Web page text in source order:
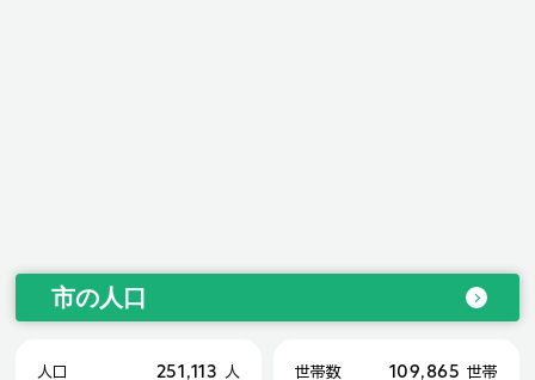
市の人口
人口 251,113 人 世帯数 109,865 世帯